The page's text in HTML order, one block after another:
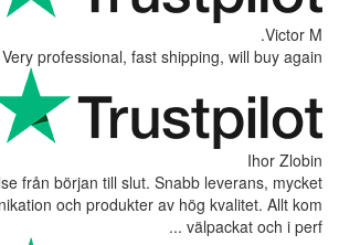
Very professional, fast
Fantastisk upplevelse från början till slut.
bra kommunikation och produkter av